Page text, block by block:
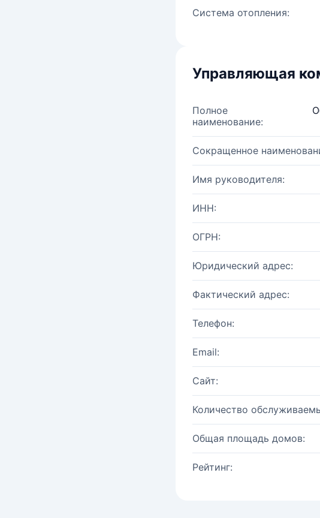
Система отопления:
Управляющая
Полное
наименование:
Сокращенное
Имя руководителя:
ИНН:
ОГРН:
Юридический адрес:
Фактический адрес:
Телефон:
Email:
Сайт:
Количество
Общая площадь домов:
Рейтинг: